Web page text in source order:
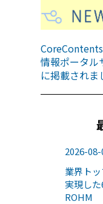
情報ポータル
に掲載されま
2026-08-
業界ト
実現し
ROHM